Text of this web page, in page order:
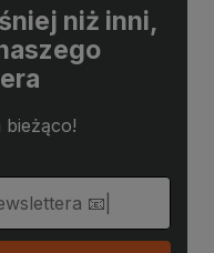
niż inni,
bieżąco!